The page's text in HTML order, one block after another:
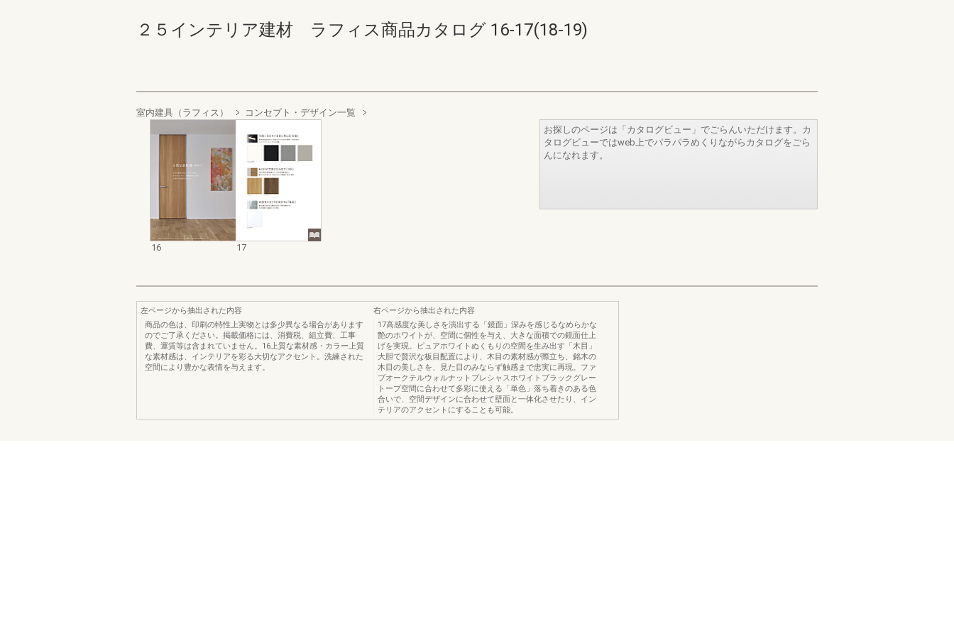
２５インテリア建材 ラフィス商品カタログ 16-17(18-19)
室内建具（ラフィス） コンセプト・デザイン一覧
16 17
お探しのページは「カタログビュー」でごらんいただけます。カ
タログビューではweb上でパラパラめくりながらカタログをごら
んになれます。
左ページから抽出された内容
商品の色は、印刷の特性上実物とは多少異なる場合があります
のでご了承ください。掲載価格には、消費税、組立費、工事
費、運賃等は含まれていません。16上質な素材感・カラー上質
な素材感は、インテリアを彩る大切なアクセント。洗練された
空間により豊かな表情を与えます。
右ページから抽出された内容
17高感度な美しさを演出する「鏡面」深みを感じるなめらかな
艶のホワイトが、空間に個性を与え、大きな面積での鏡面仕上
げを実現。ピュアホワイトぬくもりの空間を生み出す「木目」
大胆で贅沢な板目配置により、木目の素材感が際立ち、銘木の
木目の美しさを、見た目のみならず触感まで忠実に再現。ファ
ブオークテルウォルナットプレシャスホワイトブラックグレー
トープ空間に合わせて多彩に使える「単色」落ち着きのある色
合いで、空間デザインに合わせて壁面と一体化させたり、イン
テリアのアクセントにすることも可能。